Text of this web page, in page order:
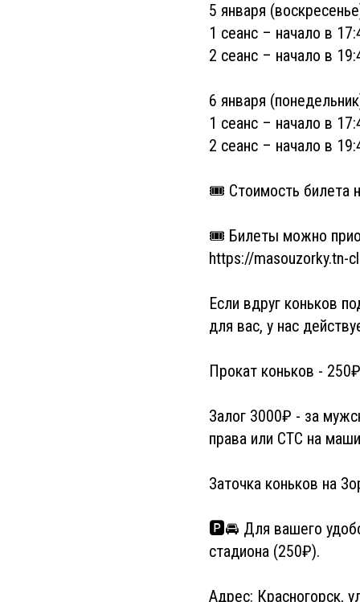
5 января
1 сеанс – начало в
2 сеанс – начало в
6 января
1 сеанс – начало в
2 сеанс – начало в
🎟 Стоимость билета
🎟 Билеты можно
https://masouzorky.tn-
Если вдруг коньков
для вас, у нас
Прокат коньков -
Залог 3000₽ - за
права или СТС на
Заточка коньков на
🅿🚘 Для вашего
стадиона (250₽).
Адрес: Красногорск,